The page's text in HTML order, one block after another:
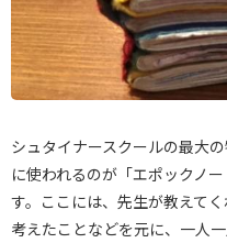
シュタイナースクールの最大
に使われるのが「エポックノ
す。ここには、先生が教えて
考えたことなどを元に、一人